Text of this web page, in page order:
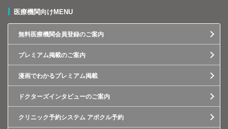
医療機関向けMENU
無料医療機関会員登録のご案内
プレミアム掲載のご案内
漫画でわかるプレミアム掲載
ドクターズインタビューのご案内
クリニック予約システム アポクル予約